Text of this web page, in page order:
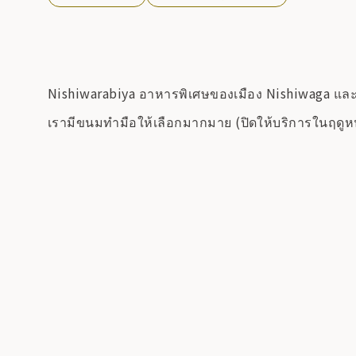
Nishiwarabiya อาหารพิเศษของเมือง Nishiwaga แ
เรามีขนมทำมือให้เลือกมากมาย (ปิดให้บริการในฤดู